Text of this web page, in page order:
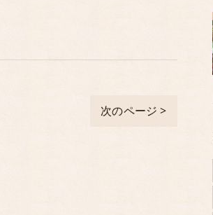
次のページ >